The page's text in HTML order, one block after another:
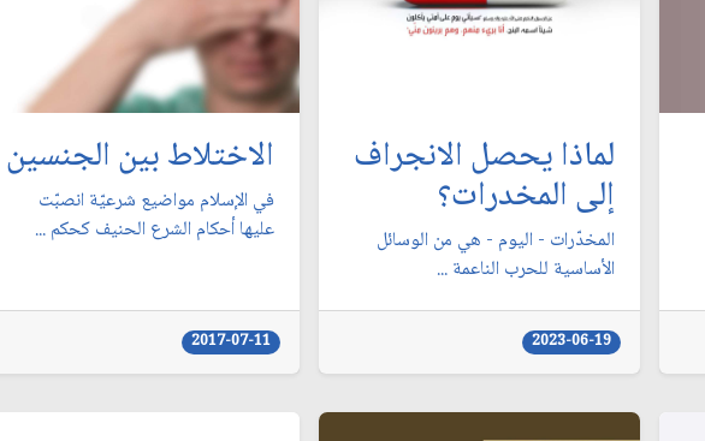
لماذا يحصل الانجراف
إلى المخدرات؟
المخدّرات - اليوم - هي من الوسائل
الأساسية للحرب الناعمة ...
2023-06-19
الاختلاط بين الجنسين
في الإسلام مواضيع شرعيّة انصبّت
عليها أحكام الشرع الحنيف كحكم ...
2017-07-11